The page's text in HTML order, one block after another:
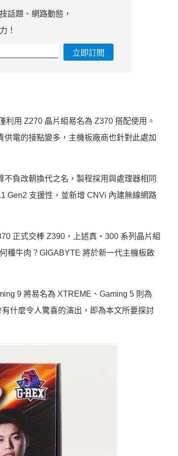
話題、網路動態，
！
立即訂閱
利用 Z270 晶片組易名為 Z370 搭配使用。
電的接點變多，主機板廠商也針對此處加
負改朝換代之名，製程採用與處理器相同
Gen2 支援性，並新增 CNVi 內建無線網路
正式交棒 Z390，上述真‧300 系列晶片組
種牛肉？GIGABYTE 將於新一代主機板啟
9 將易名為 XTREME、Gaming 5 則為
什麼令人驚喜的演出，即為本文所要探討